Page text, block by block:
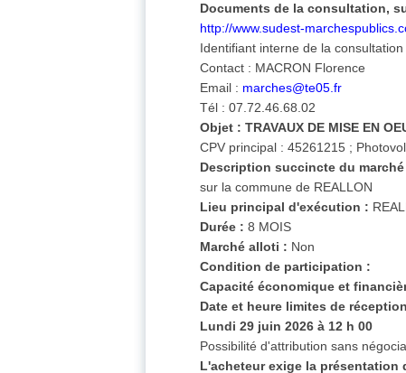
Documents de la consultation,
http://www.sudest-
Identifiant interne de la
Contact : MACRON Florence
Email : marches@te05.fr
Tél : 07.72.46.68.02
Objet : TRAVAUX DE MISE EN
CPV principal : 45261215 ;
Description succincte du marché
sur la commune de REALLON
Lieu principal d'exécution :
Durée : 8 MOIS
Marché alloti : Non
Condition de participation :
Capacité économique et
Date et heure limites de
Lundi 29 juin 2026 à 12 h 00
Possibilité d'attribution sans
L'acheteur exige la présentation